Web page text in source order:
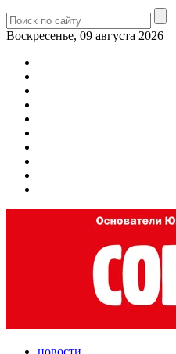
Воскресенье, 09 августа 2026
новости